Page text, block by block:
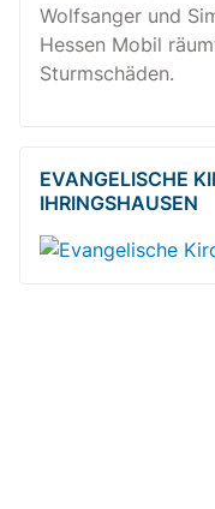
Wolfsanger und
Hessen Mobil
Sturmschäden.
EVANGELISCHE
IHRINGSHAUSEN